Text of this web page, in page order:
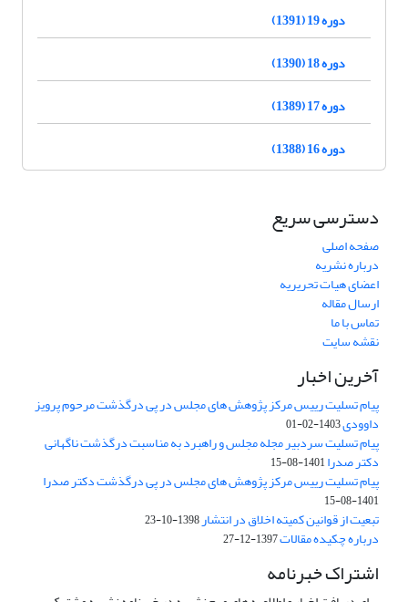
دوره 19 (1391)
دوره 18 (1390)
دوره 17 (1389)
دوره 16 (1388)
دسترسی سریع
صفحه اصلی
درباره نشریه
اعضای هیات تحریریه
ارسال مقاله
تماس با ما
نقشه سایت
آخرین اخبار
پیام تسلیت رییس مرکز پژوهش های مجلس در پی درگذشت مرحوم پرویز
داوودی1403-02-01
پیام تسلیت سردبیر مجله مجلس و راهبرد به مناسبت درگذشت ناگهانی
دکتر صدرا1401-08-15
پیام تسلیت رییس مرکز پژوهش های مجلس در پی درگذشت دکتر صدرا
1401-08-15
تبعیت از قوانین کمیته اخلاق در انتشار1398-10-23
درباره چکیده مقالات1397-12-27
اشتراک خبرنامه